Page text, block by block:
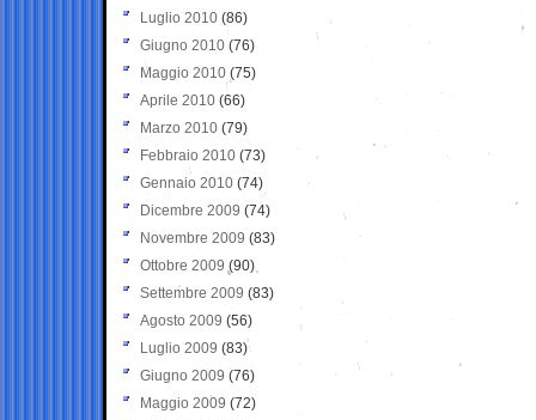
Luglio 2010 (86)
Giugno 2010 (76)
Maggio 2010 (75)
Aprile 2010 (66)
Marzo 2010 (79)
Febbraio 2010 (73)
Gennaio 2010 (74)
Dicembre 2009 (74)
Novembre 2009 (83)
Ottobre 2009 (90)
Settembre 2009 (83)
Agosto 2009 (56)
Luglio 2009 (83)
Giugno 2009 (76)
Maggio 2009 (72)